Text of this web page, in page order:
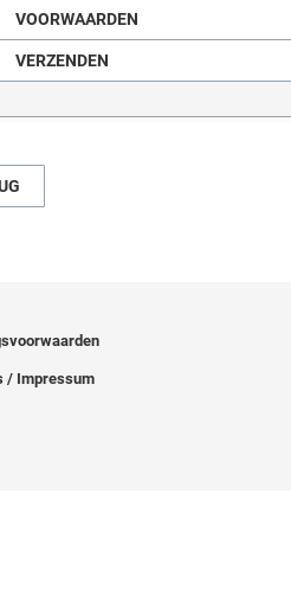
VOORWAARDEN
VERZENDEN
/ Impressum